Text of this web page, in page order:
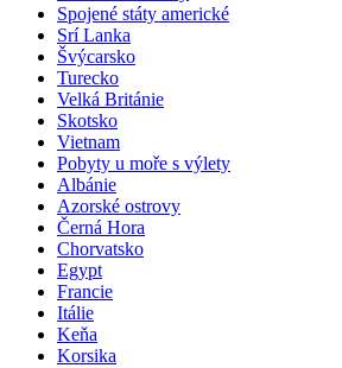
Spojené státy americké
Srí Lanka
Švýcarsko
Turecko
Velká Británie
Skotsko
Vietnam
Pobyty u moře s výlety
Albánie
Azorské ostrovy
Černá Hora
Chorvatsko
Egypt
Francie
Itálie
Keňa
Korsika